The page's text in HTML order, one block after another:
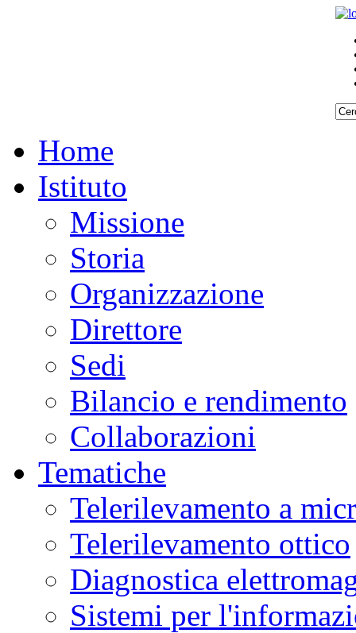
Home
Istituto
Missione
Storia
Organizzazione
Direttore
Sedi
Bilancio e rendimento
Collaborazioni
Tematiche
Telerilevamento a
Telerilevamento ottico
Diagnostica
Sistemi per